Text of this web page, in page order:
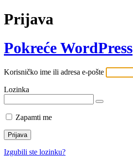
Prijava
Pokreće WordPress
Korisničko ime ili adresa e-pošte
Lozinka
Zapamti me
Izgubili ste lozinku?